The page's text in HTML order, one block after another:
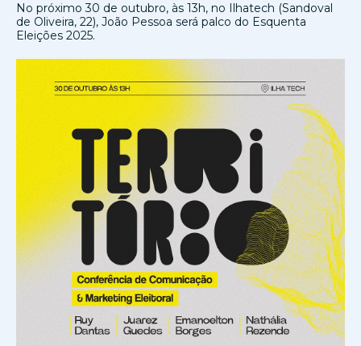
No próximo 30 de outubro, às 13h, no Ilhatech (Sandoval
de Oliveira, 22), João Pessoa será palco do Esquenta
Eleições 2025.